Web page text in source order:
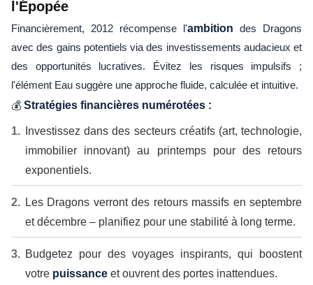
l'Épopée
Financièrement, 2012 récompense l'ambition des Dragons
avec des gains potentiels via des investissements audacieux et
des opportunités lucratives. Évitez les risques impulsifs ;
l'élément Eau suggère une approche fluide, calculée et intuitive.
💰 Stratégies financières numérotées :
Investissez dans des secteurs créatifs (art, technologie,
immobilier innovant) au printemps pour des retours
exponentiels.
Les Dragons verront des retours massifs en septembre
et décembre – planifiez pour une stabilité à long terme.
Budgetez pour des voyages inspirants, qui boostent
votre puissance et ouvrent des portes inattendues.